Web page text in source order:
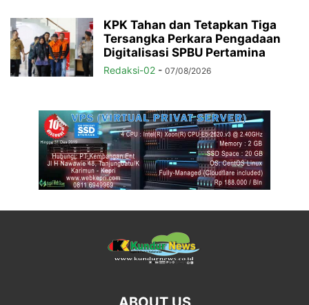
KPK Tahan dan Tetapkan Tiga
Tersangka Perkara Pengadaan
Digitalisasi SPBU Pertamina
Redaksi-02 - 07/08/2026